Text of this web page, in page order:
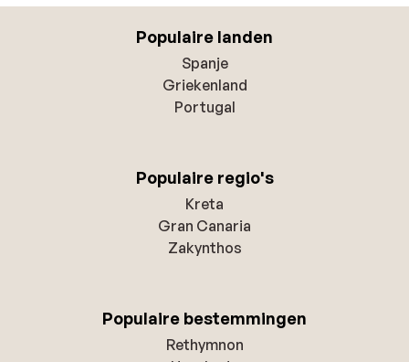
Populaire landen
Spanje
Griekenland
Portugal
Populaire regio's
Kreta
Gran Canaria
Zakynthos
Populaire bestemmingen
Rethymnon